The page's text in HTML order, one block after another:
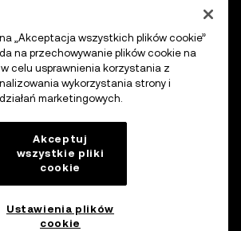
„Akceptacja wszystkich plików cookie”
na przechowywanie plików cookie na
celu usprawnienia korzystania z
wykorzystania strony i
marketingowych.
Akceptuj
wszystkie pliki
cookie
Ustawienia plików
cookie